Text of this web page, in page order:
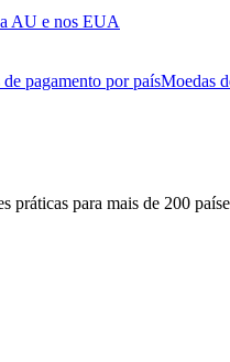
AU e nos EUA
pagamento por paísMoedas
práticas para mais de 200